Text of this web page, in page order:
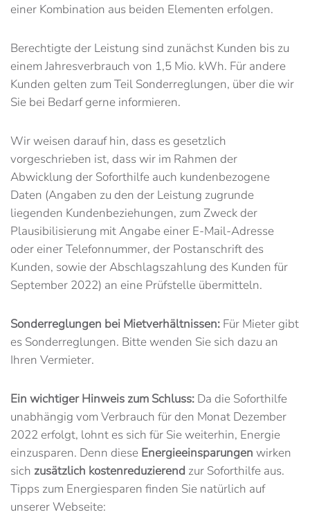
einer Kombination aus beiden Elementen erfolgen.
Berechtigte der Leistung sind zunächst Kunden bis zu
einem Jahresverbrauch von 1,5 Mio. kWh. Für andere
Kunden gelten zum Teil Sonderreglungen, über die wir
Sie bei Bedarf gerne informieren.
Wir weisen darauf hin, dass es gesetzlich
vorgeschrieben ist, dass wir im Rahmen der
Abwicklung der Soforthilfe auch kundenbezogene
Daten (Angaben zu den der Leistung zugrunde
liegenden Kundenbeziehungen, zum Zweck der
Plausibilisierung mit Angabe einer E-Mail-Adresse
oder einer Telefonnummer, der Postanschrift des
Kunden, sowie der Abschlagszahlung des Kunden für
September 2022) an eine Prüfstelle übermitteln.
Sonderreglungen bei Mietverhältnissen: Für Mieter gibt
es Sonderreglungen. Bitte wenden Sie sich dazu an
Ihren Vermieter.
Ein wichtiger Hinweis zum Schluss: Da die Soforthilfe
unabhängig vom Verbrauch für den Monat Dezember
2022 erfolgt, lohnt es sich für Sie weiterhin, Energie
einzusparen. Denn diese Energieeinsparungen wirken
sich zusätzlich kostenreduzierend zur Soforthilfe aus.
Tipps zum Energiesparen finden Sie natürlich auf
unserer Webseite: